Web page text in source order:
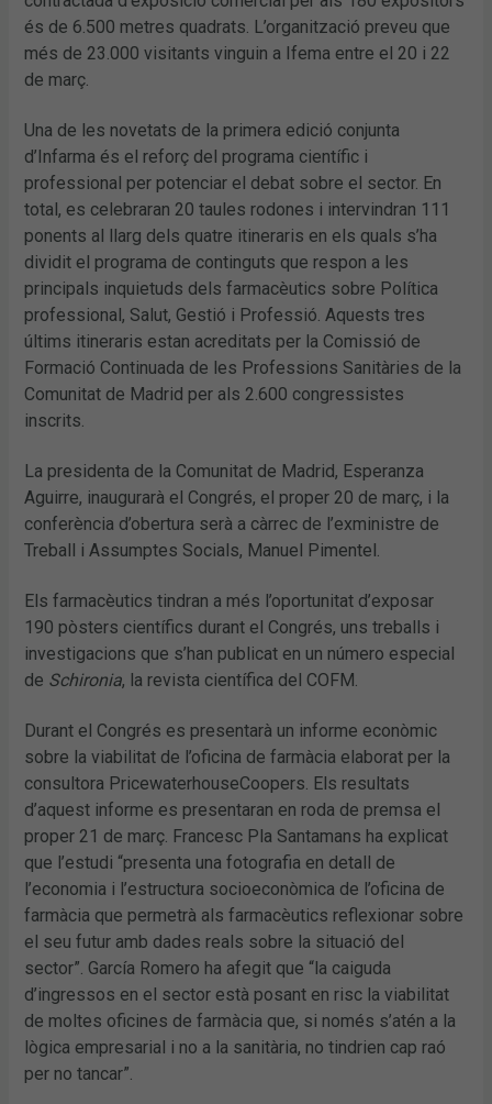
és de 6.500 metres quadrats. L’organització preveu que
més de 23.000 visitants vinguin a Ifema entre el 20 i 22
de març.
Una de les novetats de la primera edició conjunta
d’Infarma és el reforç del programa científic i
professional per potenciar el debat sobre el sector. En
total, es celebraran 20 taules rodones i intervindran 111
ponents al llarg dels quatre itineraris en els quals s’ha
dividit el programa de continguts que respon a les
principals inquietuds dels farmacèutics sobre Política
professional, Salut, Gestió i Professió. Aquests tres
últims itineraris estan acreditats per la Comissió de
Formació Continuada de les Professions Sanitàries de la
Comunitat de Madrid per als 2.600 congressistes
inscrits.
La presidenta de la Comunitat de Madrid, Esperanza
Aguirre, inaugurarà el Congrés, el proper 20 de març, i la
conferència d’obertura serà a càrrec de l’exministre de
Treball i Assumptes Socials, Manuel Pimentel.
Els farmacèutics tindran a més l’oportunitat d’exposar
190 pòsters científics durant el Congrés, uns treballs i
investigacions que s’han publicat en un número especial
de Schironia, la revista científica del COFM.
Durant el Congrés es presentarà un informe econòmic
sobre la viabilitat de l’oficina de farmàcia elaborat per la
consultora PricewaterhouseCoopers. Els resultats
d’aquest informe es presentaran en roda de premsa el
proper 21 de març. Francesc Pla Santamans ha explicat
que l’estudi “presenta una fotografia en detall de
l’economia i l’estructura socioeconòmica de l’oficina de
farmàcia que permetrà als farmacèutics reflexionar sobre
el seu futur amb dades reals sobre la situació del
sector”. García Romero ha afegit que “la caiguda
d’ingressos en el sector està posant en risc la viabilitat
de moltes oficines de farmàcia que, si només s’atén a la
lògica empresarial i no a la sanitària, no tindrien cap raó
per no tancar”.